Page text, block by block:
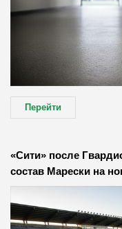
Перейти
«Сити» после
состав Марески на